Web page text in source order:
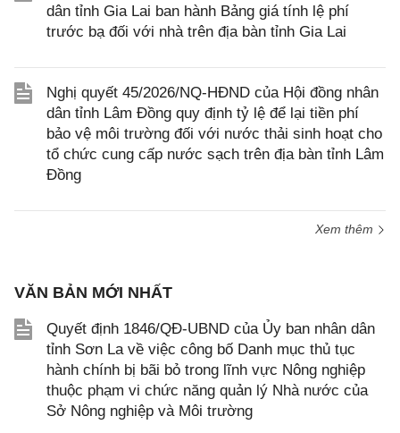
dân tỉnh Gia Lai ban hành Bảng giá tính lệ phí
trước bạ đối với nhà trên địa bàn tỉnh Gia Lai
Nghị quyết 45/2026/NQ-HĐND của Hội đồng nhân
dân tỉnh Lâm Đồng quy định tỷ lệ để lại tiền phí
bảo vệ môi trường đối với nước thải sinh hoạt cho
tổ chức cung cấp nước sạch trên địa bàn tỉnh Lâm
Đồng
Xem thêm
VĂN BẢN MỚI NHẤT
Quyết định 1846/QĐ-UBND của Ủy ban nhân dân
tỉnh Sơn La về việc công bố Danh mục thủ tục
hành chính bị bãi bỏ trong lĩnh vực Nông nghiệp
thuộc phạm vi chức năng quản lý Nhà nước của
Sở Nông nghiệp và Môi trường